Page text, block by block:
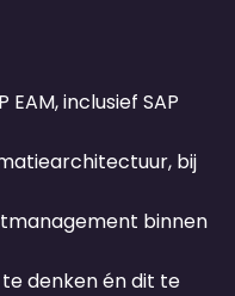
inclusief SAP
bij
binnen
denken én dit te